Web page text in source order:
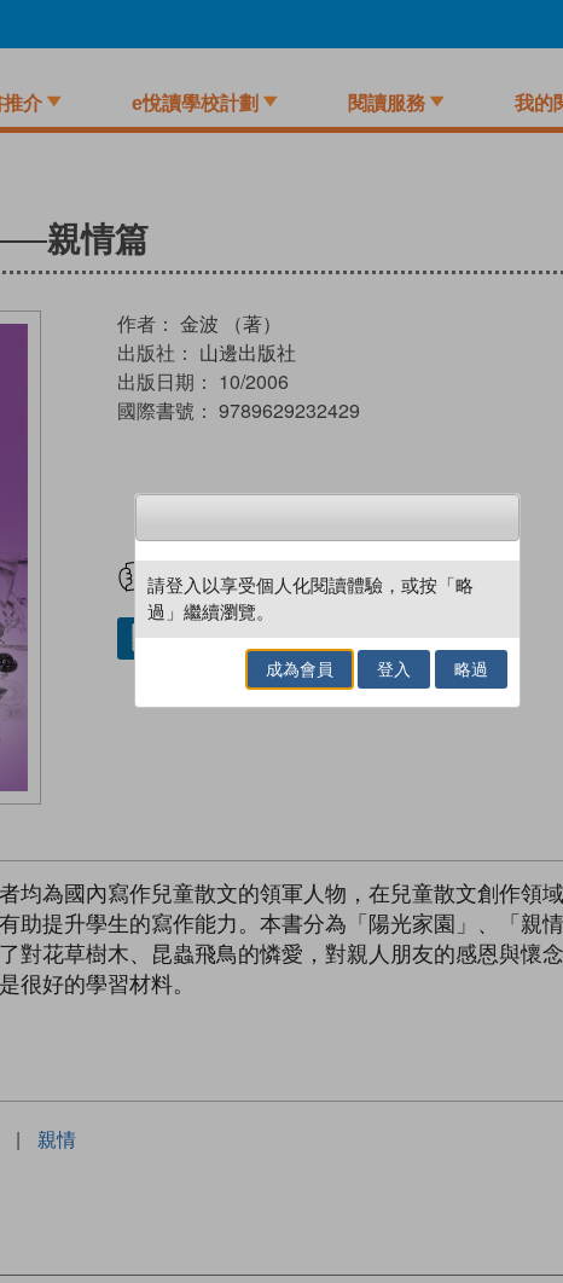
介 e悅讀學校計劃 閱讀服務 我的
親情篇
作者： 金波 （著）
出版社： 山邊出版社
出版日期： 10/2006
國際書號： 9789629232429
試閲 加入閱讀紀錄
借閱實體書
均為國內寫作兒童散文的領軍人物，在兒童散文創作領
助提升學生的寫作能力。本書分為「陽光家園」、「親
對花草樹木、昆蟲飛鳥的憐愛，對親人朋友的感恩與懷
很好的學習材料。
| 親情
請登入以享受個人化閱讀體驗，或按「略
過」繼續瀏覽。
成為會員 登入 略過